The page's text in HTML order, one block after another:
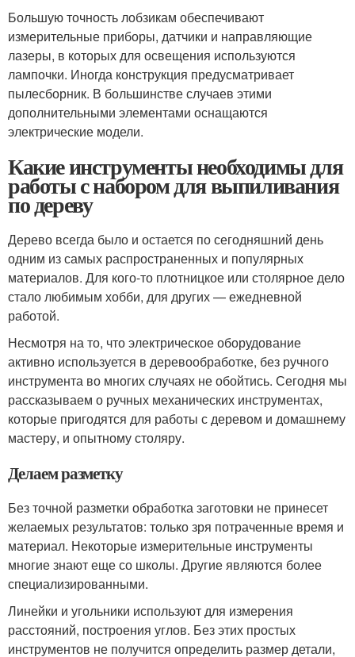
Большую точность лобзикам обеспечивают
измерительные приборы, датчики и направляющие
лазеры, в которых для освещения используются
лампочки. Иногда конструкция предусматривает
пылесборник. В большинстве случаев этими
дополнительными элементами оснащаются
электрические модели.
Какие инструменты необходимы для
работы с набором для выпиливания
по дереву
Дерево всегда было и остается по сегодняшний день
одним из самых распространенных и популярных
материалов. Для кого-то плотницкое или столярное дело
стало любимым хобби, для других — ежедневной
работой.
Несмотря на то, что электрическое оборудование
активно используется в деревообработке, без ручного
инструмента во многих случаях не обойтись. Сегодня мы
рассказываем о ручных механических инструментах,
которые пригодятся для работы с деревом и домашнему
мастеру, и опытному столяру.
Делаем разметку
Без точной разметки обработка заготовки не принесет
желаемых результатов: только зря потраченные время и
материал. Некоторые измерительные инструменты
многие знают еще со школы. Другие являются более
специализированными.
Линейки и угольники используют для измерения
расстояний, построения углов. Без этих простых
инструментов не получится определить размер детали,